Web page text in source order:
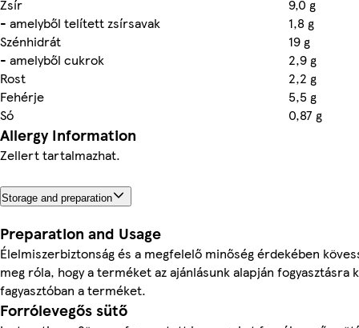
Zsír
9,0 g
- amelyből telített zsírsavak
1,8 g
Szénhidrát
19 g
- amelyből cukrok
2,9 g
Rost
2,2 g
Fehérje
5,5 g
Só
0,87 g
Allergy Information
Zellert tartalmazhat.
Storage and preparation
Preparation and Usage
Élelmiszerbiztonság és a megfelelő minőség érdekében
meg róla, hogy a terméket az ajánlásunk alapján
fagyasztóban a terméket.
Forrólevegős sütő